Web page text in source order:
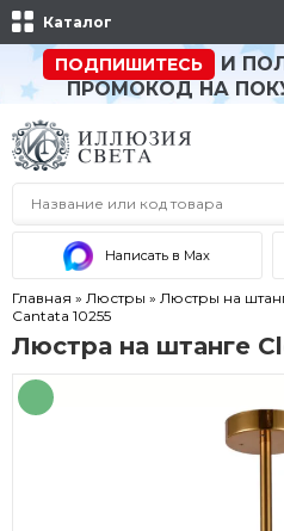
Каталог
ПОДПИШИТЕСЬ
И
ПРОМОКОД НА
Написать в Max
Главная » Люстры » Люстры на
Cantata 10255
Люстра на штанге